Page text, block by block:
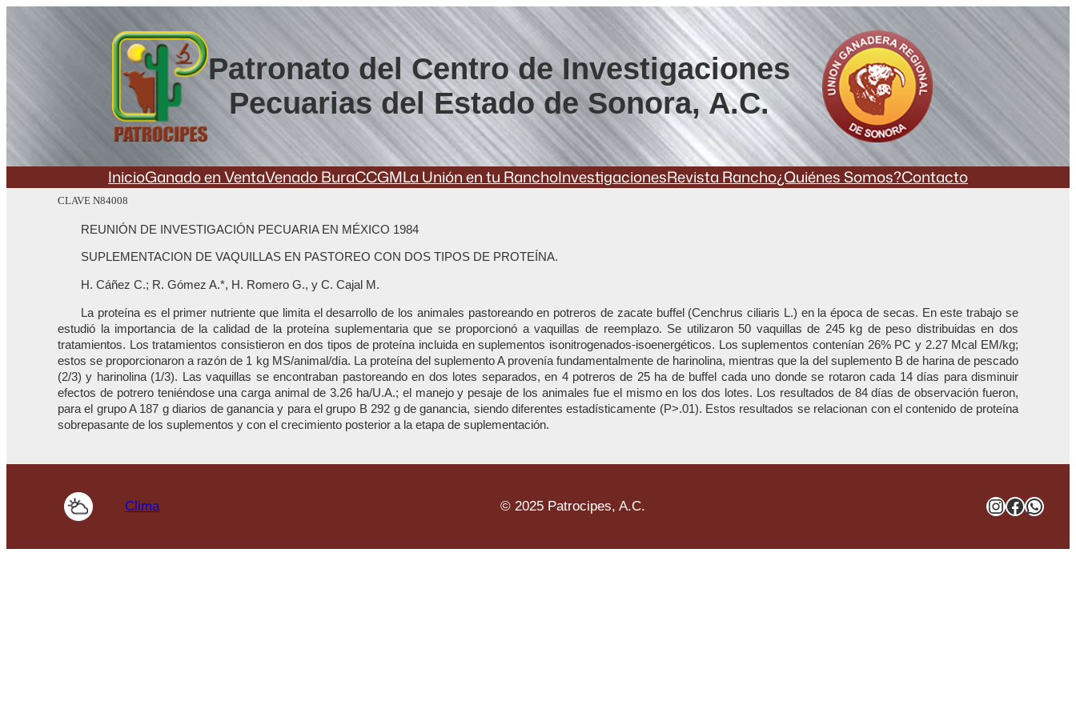
Patronato del Centro de Investigaciones
Pecuarias del Estado de Sonora, A.C.
InicioGanado en VentaVenado BuraCCGMLa Unión en tu RanchoInvestigacionesRevista Rancho¿Quiénes Somos?Contacto
CLAVE N84008
REUNIÓN DE INVESTIGACIÓN PECUARIA EN MÉXICO 1984
SUPLEMENTACION DE VAQUILLAS EN PASTOREO CON DOS TIPOS DE PROTEÍNA.
H. Cáñez C.; R. Gómez A.*, H. Romero G., y C. Cajal M.
La proteína es el primer nutriente que limita el desarrollo de los animales pastoreando en potreros de zacate buffel (Cenchrus ciliaris L.) en la época de secas. En este trabajo se
estudió la importancia de la calidad de la proteína suplementaria que se proporcionó a vaquillas de reemplazo. Se utilizaron 50 vaquillas de 245 kg de peso distribuidas en dos
tratamientos. Los tratamientos consistieron en dos tipos de proteína incluida en suplementos isonitrogenados-isoenergéticos. Los suplementos contenían 26% PC y 2.27 Mcal EM/kg;
estos se proporcionaron a razón de 1 kg MS/animal/día. La proteína del suplemento A provenía fundamentalmente de harinolina, mientras que la del suplemento B de harina de pescado
(2/3) y harinolina (1/3). Las vaquillas se encontraban pastoreando en dos lotes separados, en 4 potreros de 25 ha de buffel cada uno donde se rotaron cada 14 días para disminuir
efectos de potrero teniéndose una carga animal de 3.26 ha/U.A.; el manejo y pesaje de los animales fue el mismo en los dos lotes. Los resultados de 84 días de observación fueron,
para el grupo A 187 g diarios de ganancia y para el grupo B 292 g de ganancia, siendo diferentes estadísticamente (P>.01). Estos resultados se relacionan con el contenido de proteína
sobrepasante de los suplementos y con el crecimiento posterior a la etapa de suplementación.
Clima © 2025 Patrocipes, A.C.